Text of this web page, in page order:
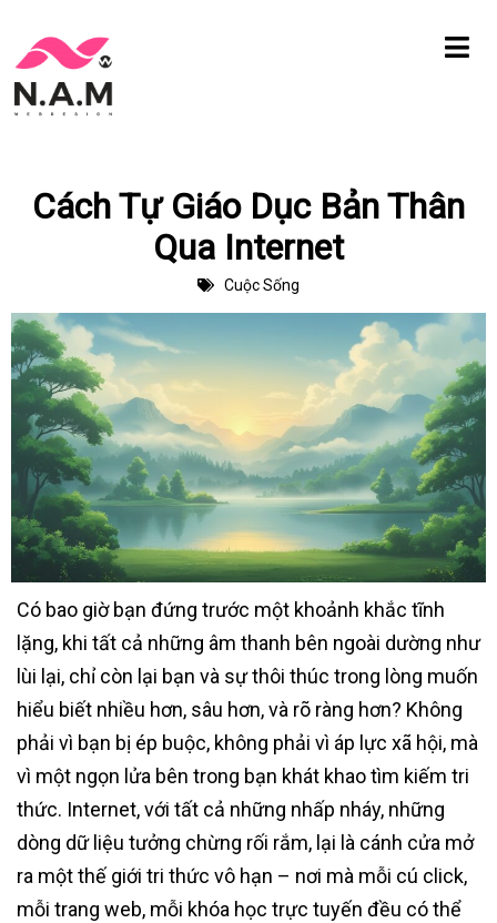
Chuyển
tới
Cách Tự Giáo Dục Bản Thân
Qua Internet
Cuộc Sống
Có bao giờ bạn đứng trước một khoảnh khắc tĩnh
lặng, khi tất cả những âm thanh bên ngoài dường như
lùi lại, chỉ còn lại bạn và sự thôi thúc trong lòng muốn
hiểu biết nhiều hơn, sâu hơn, và rõ ràng hơn? Không
phải vì bạn bị ép buộc, không phải vì áp lực xã hội, mà
vì một ngọn lửa bên trong bạn khát khao tìm kiếm tri
thức. Internet, với tất cả những nhấp nháy, những
dòng dữ liệu tưởng chừng rối rắm, lại là cánh cửa mở
ra một thế giới tri thức vô hạn – nơi mà mỗi cú click,
mỗi trang web, mỗi khóa học trực tuyến đều có thể